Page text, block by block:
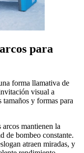
para
forma llamativa de
visual a
y formas para
arcos mantienen la
de bombeo constante.
atraen miradas, y